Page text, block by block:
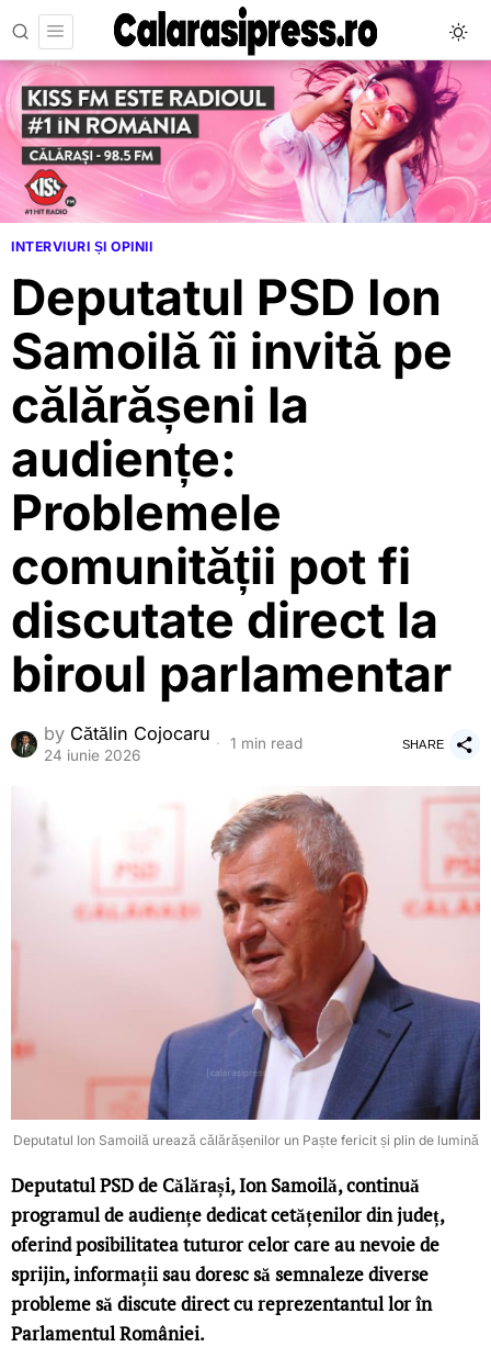
INTERVIURI ȘI OPINII
Deputatul PSD Ion
Samoilă îi invită pe
călărășeni la
audiențe:
Problemele
comunității pot fi
discutate direct la
biroul parlamentar
by Cătălin Cojocaru
24 iunie 2026
1 min read SHARE
Deputatul Ion Samoilă urează călărășenilor un Paște fericit și plin de lumină
Deputatul PSD de Călărași, Ion Samoilă, continuă
programul de audiențe dedicat cetățenilor din județ,
oferind posibilitatea tuturor celor care au nevoie de
sprijin, informații sau doresc să semnaleze diverse
probleme să discute direct cu reprezentantul lor în
Parlamentul României.